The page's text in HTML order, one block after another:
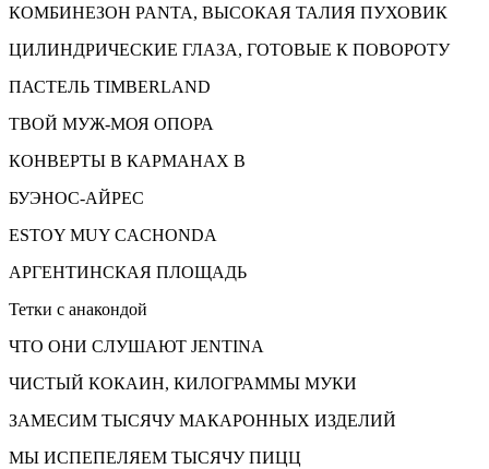
КОМБИНЕЗОН PANTA, ВЫСОКАЯ ТАЛИЯ ПУХОВИК
ЦИЛИНДРИЧЕСКИЕ ГЛАЗА, ГОТОВЫЕ К ПОВОРОТУ
ПАСТЕЛЬ TIMBERLAND
ТВОЙ МУЖ-МОЯ ОПОРА
КОНВЕРТЫ В КАРМАНАХ В
БУЭНОС-АЙРЕС
ESTOY MUY CACHONDA
АРГЕНТИНСКАЯ ПЛОЩАДЬ
Тетки с анакондой
ЧТО ОНИ СЛУШАЮТ JENTINA
ЧИСТЫЙ КОКАИН, КИЛОГРАММЫ МУКИ
ЗАМЕСИМ ТЫСЯЧУ МАКАРОННЫХ ИЗДЕЛИЙ
МЫ ИСПЕПЕЛЯЕМ ТЫСЯЧУ ПИЦЦ